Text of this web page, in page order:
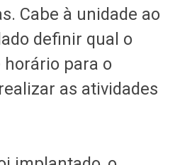
Cabe à unidade ao
definir qual o
horário para o
as atividades